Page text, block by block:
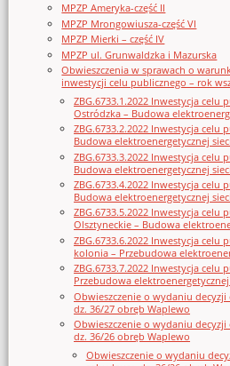
MPZP Ameryka-część II
MPZP Mrongowiusza-część VI
MPZP Mierki – część IV
MPZP ul. Grunwaldzka i Mazurska
Obwieszczenia w sprawach o
inwestycji celu publicznego – rok
ZBG.6733.1.2022 Inwestycja celu
Ostródzka – Budowa
ZBG.6733.2.2022 Inwestycja celu
Budowa elektroenergetycznej
ZBG.6733.3.2022 Inwestycja celu
Budowa elektroenergetycznej
ZBG.6733.4.2022 Inwestycja celu
Budowa elektroenergetycznej
ZBG.6733.5.2022 Inwestycja celu
Olsztyneckie – Budowa
ZBG.6733.6.2022 Inwestycja celu
kolonia – Przebudowa
ZBG.6733.7.2022 Inwestycja celu
Przebudowa
Obwieszczenie o wydaniu
dz. 36/27 obręb Waplewo
Obwieszczenie o wydaniu
dz. 36/26 obręb Waplewo
Obwieszczenie o wydaniu